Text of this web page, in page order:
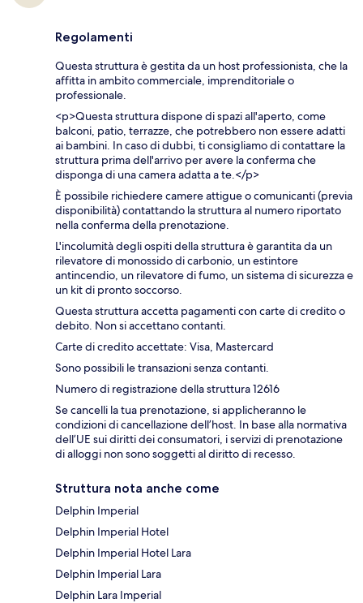
Regolamenti
Questa struttura è gestita da un host professionista, che la
affitta in ambito commerciale, imprenditoriale o
professionale.
<p>Questa struttura dispone di spazi all'aperto, come
balconi, patio, terrazze, che potrebbero non essere adatti
ai bambini. In caso di dubbi, ti consigliamo di contattare la
struttura prima dell'arrivo per avere la conferma che
disponga di una camera adatta a te.</p>
È possibile richiedere camere attigue o comunicanti (previa
disponibilità) contattando la struttura al numero riportato
nella conferma della prenotazione.
L'incolumità degli ospiti della struttura è garantita da un
rilevatore di monossido di carbonio, un estintore
antincendio, un rilevatore di fumo, un sistema di sicurezza e
un kit di pronto soccorso.
Questa struttura accetta pagamenti con carte di credito o
debito. Non si accettano contanti.
Carte di credito accettate: Visa, Mastercard
Sono possibili le transazioni senza contanti.
Numero di registrazione della struttura 12616
Se cancelli la tua prenotazione, si applicheranno le
condizioni di cancellazione dell’host. In base alla normativa
dell’UE sui diritti dei consumatori, i servizi di prenotazione
di alloggi non sono soggetti al diritto di recesso.
Struttura nota anche come
Delphin Imperial
Delphin Imperial Hotel
Delphin Imperial Hotel Lara
Delphin Imperial Lara
Delphin Lara Imperial